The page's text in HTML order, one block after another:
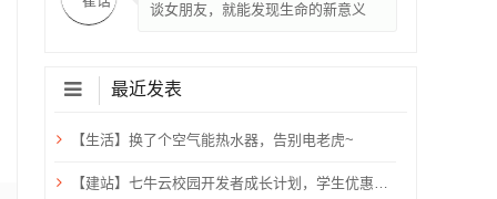
谈女朋友，就能发现生命的新意义
最近发表
【生活】换了个空气能热水器，告别电老虎~
【建站】七牛云校园开发者成长计划，学生优惠，需验证学生邮箱